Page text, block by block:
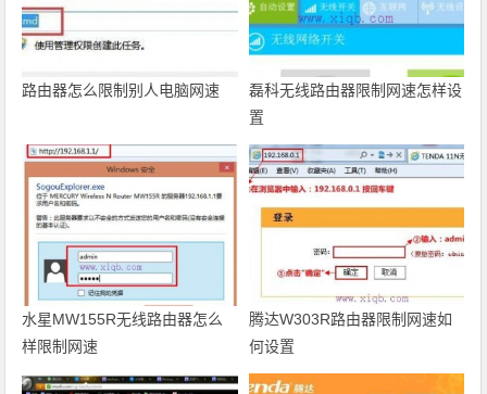
路由器怎么限制别人电脑网速
磊科无线路由器限制网速怎样设
置
水星MW155R无线路由器怎么
样限制网速
腾达W303R路由器限制网速如
何设置